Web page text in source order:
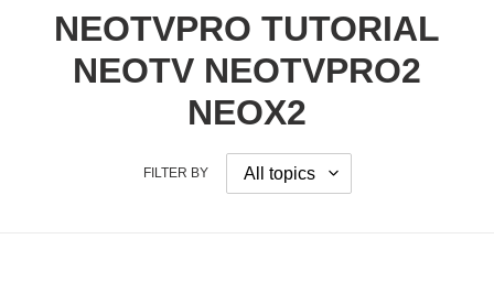
NEOTVPRO TUTORIAL
NEOTV NEOTVPRO2
NEOX2
FILTER BY